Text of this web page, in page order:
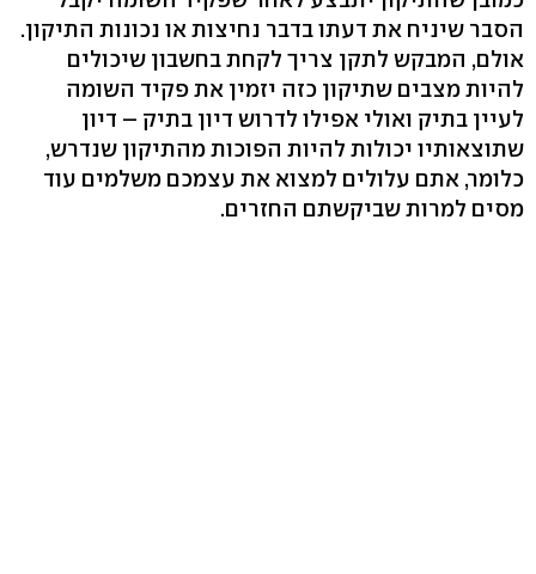
הסבר שיניח את דעתו בדבר נחיצות או נכונות התיקון.
אולם, המבקש לתקן צריך לקחת בחשבון שיכולים
להיות מצבים שתיקון כזה יזמין את פקיד השומה
לעיין בתיק ואולי אפילו לדרוש דיון בתיק – דיון
שתוצאותיו יכולות להיות הפוכות מהתיקון שנדרש,
כלומר, אתם עלולים למצוא את עצמכם משלמים עוד
מסים למרות שביקשתם החזרים.